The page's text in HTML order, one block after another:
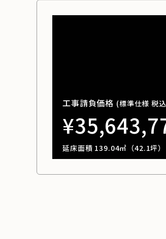
工事請負価格 (標準仕様 税
延床面積 139.04㎡（42.1坪